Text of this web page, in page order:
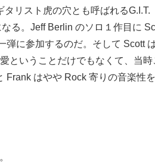
リスト虎の穴とも呼ばれる
る。Jeff Berlin のソロ１作目に
に参加するのだ。そして Scott
ということだけでもなくて、当
はやや Rock 寄りの音楽性を